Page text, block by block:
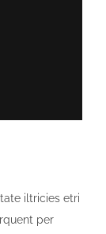
iltricies etri
per